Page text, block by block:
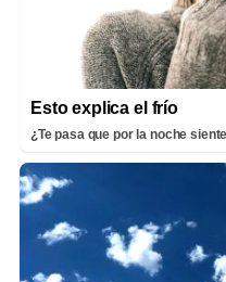
Esto explica el frío
¿Te pasa que por la noche